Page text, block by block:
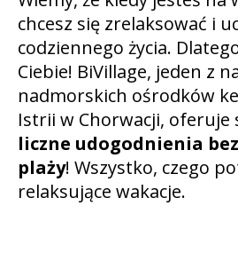
chcesz się zrelaksować i
codziennego życia.
Ciebie! BiVillage, jeden z
nadmorskich ośrodków
Istrii w Chorwacji, oferuje
liczne udogodnienia
plaży! Wszystko, czego
relaksujące wakacje.